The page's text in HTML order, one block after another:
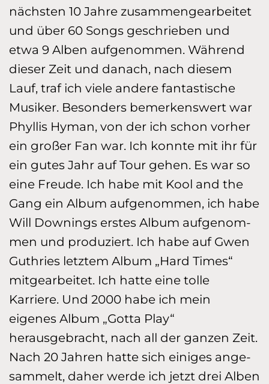
nächsten 10 Jahre zusammen­gear­beitet
und über 60 Songs geschrieben und
etwa 9 Alben aufge­nommen. Wäh­rend
dieser Zeit und danach, nach diesem
Lauf, traf ich viele andere fan­tas­ti­sche
Musiker. Besonders be­mer­kens­wert war
Phyllis Hyman, von der ich schon vor­her
ein großer Fan war. Ich konnte mit ihr für
ein gutes Jahr auf Tour gehen. Es war so
eine Freude. Ich habe mit Kool and the
Gang ein Al­bum aufgenommen, ich habe
Will Downings erstes Album aufge­nom­
men und produziert. Ich habe auf Gwen
Guthries letztem Al­bum „Hard Times“
mitgearbeitet. Ich hatte eine tolle
Karriere. Und 2000 habe ich mein
eigenes Album „Gotta Play“
herausgebracht, nach all der ganzen Zeit.
Nach 20 Jahren hatte sich eini­ges an­ge­
sammelt, daher werde ich jetzt drei Alben